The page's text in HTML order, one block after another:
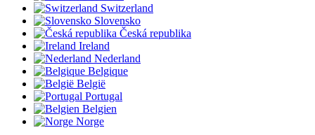
Switzerland
Slovensko
Česká republika
Ireland
Nederland
Belgique
België
Portugal
Belgien
Norge